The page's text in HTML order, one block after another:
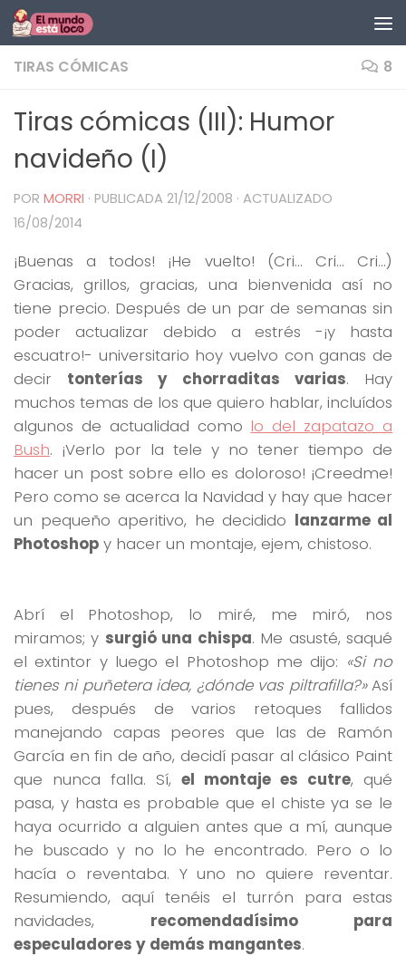
Saltar al contenido
TIRAS CÓMICAS 8
Tiras cómicas (III): Humor
navideño (I)
POR MORRI · PUBLICADA 21/12/2008 · ACTUALIZADO
16/08/2014
¡Buenas a todos! ¡He vuelto! (Cri… Cri… Cri…)
Gracias, grillos, gracias, una bienvenida así no
tiene precio. Después de un par de semanas sin
poder actualizar debido a estrés -¡y hasta
escuatro!- universitario hoy vuelvo con ganas de
decir tonterías y chorraditas varias. Hay
muchos temas de los que quiero hablar, incluídos
algunos de actualidad como lo del zapatazo a
Bush. ¡Verlo por la tele y no tener tiempo de
hacer un post sobre ello es doloroso! ¡Creedme!
Pero como se acerca la Navidad y hay que hacer
un pequeño aperitivo, he decidido lanzarme al
Photoshop y hacer un montaje, ejem, chistoso.
Abrí el Photoshop, lo miré, me miró, nos
miramos; y surgió una chispa. Me asusté, saqué
el extintor y luego el Photoshop me dijo: «Si no
tienes ni puñetera idea, ¿dónde vas piltrafilla?»Así
pues, después de varios retoques fallidos
manejando capas peores que las de Ramón
García en fin de año, decidí pasar al clásico Paint
que nunca falla. Sí, el montaje es cutre, qué
pasa, y hasta es probable que el chiste ya se le
haya ocurrido a alguien antes que a mí, aunque
he buscado y no lo he encontrado. Pero o lo
hacía o reventaba. Y uno no quiere reventar.
Resumiendo, aquí tenéis el turrón para estas
navidades, recomendadísimo para
especuladores y demás mangantes.